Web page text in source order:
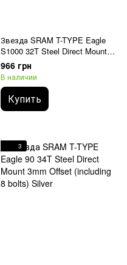
Звезда SRAM T-TYPE Eagle
S1000 32T Steel Direct Mount
3mm Offset (including 8 bolts)
Black
966 грн
В наличии
Купить
3